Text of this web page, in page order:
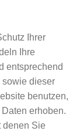
Ihrer
Ihre
entsprechend
sowie dieser
benutzen,
erhoben.
denen Sie